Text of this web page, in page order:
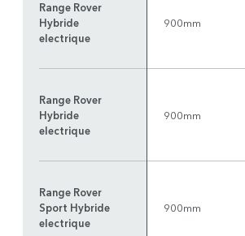
Range Rover
Hybride
electrique
900mm
Range Rover
Hybride
electrique
900mm
Range Rover
Sport Hybride
electrique
900mm